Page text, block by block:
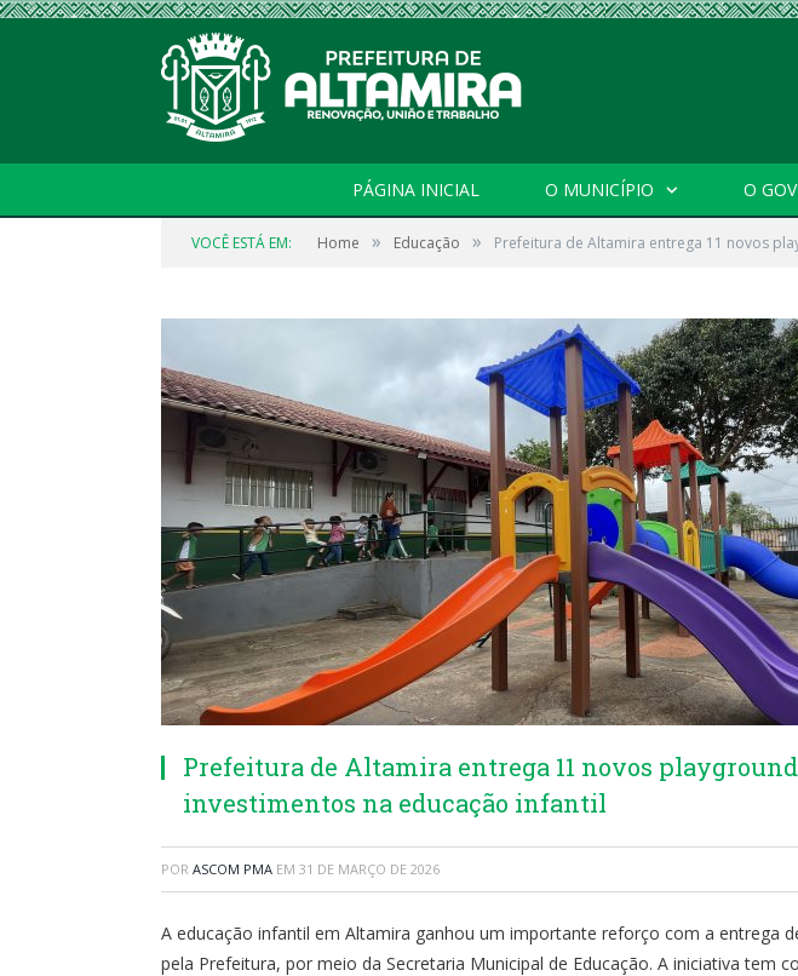
PÁGINA INICIAL O MUNICÍPIO O
VOCÊ ESTÁ EM: Home » Educação » Prefeitura de Altamira entrega 11 novos
Prefeitura de Altamira entrega 11 novos
investimentos na educação infantil
POR ASCOM PMA EM 31 DE MARÇO DE 2026
A educação infantil em Altamira ganhou um importante reforço com a entrega
pela Prefeitura, por meio da Secretaria Municipal de Educação. A iniciativa tem